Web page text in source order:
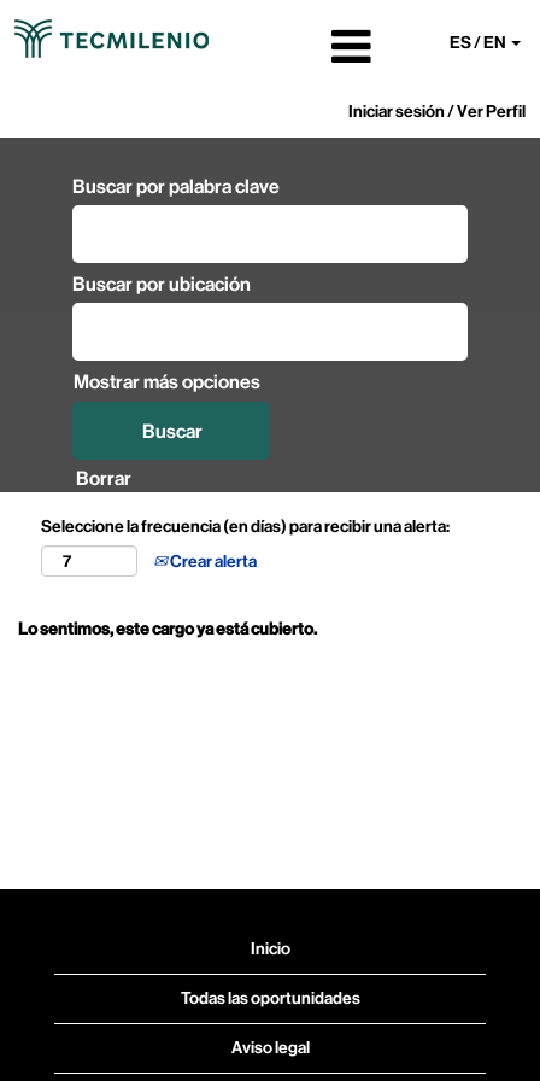
ES / EN
Iniciar sesión / Ver Perfil
Buscar por palabra clave
Buscar por ubicación
Mostrar más opciones
Borrar
Seleccione la frecuencia (en días) para recibir una alerta:
Crear alerta
Lo sentimos, este cargo ya está cubierto.
Inicio
Todas las oportunidades
Aviso legal